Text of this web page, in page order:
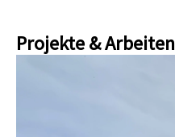
Projekte & Arbeiten